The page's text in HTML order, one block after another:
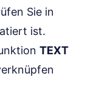
Sie in
ist.
TEXT